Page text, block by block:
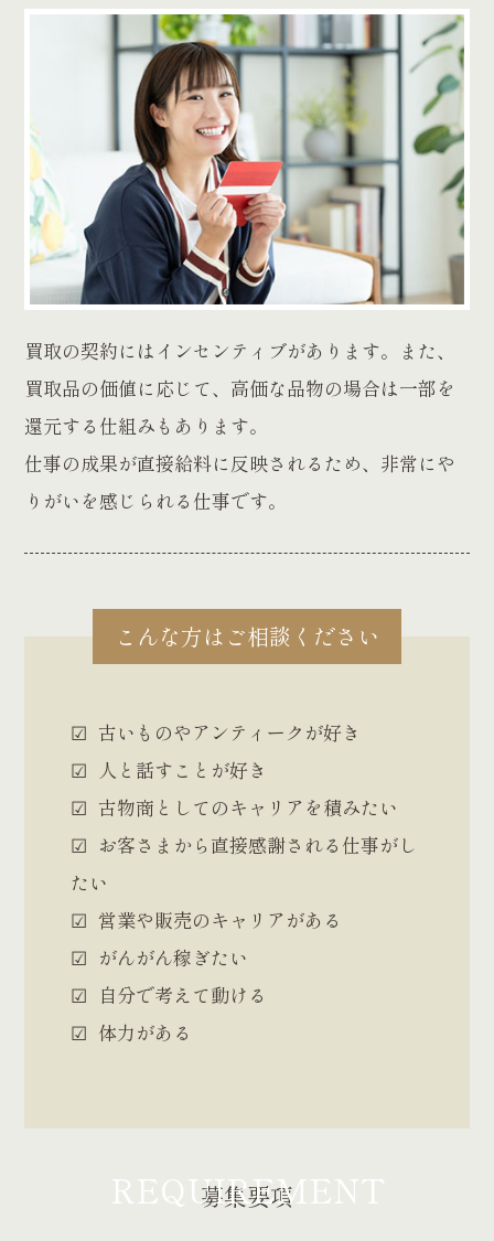
買取の契約にはインセンティブがあります。また、
買取品の価値に応じて、高価な品物の場合は一部を
還元する仕組みもあります。
仕事の成果が直接給料に反映されるため、非常にや
りがいを感じられる仕事です。
こんな方はご相談ください
古いものやアンティークが好き
人と話すことが好き
古物商としてのキャリアを積みたい
お客さまから直接感謝される仕事がし
たい
営業や販売のキャリアがある
がんがん稼ぎたい
自分で考えて動ける
体力がある
募集要項
REQUIREMENT